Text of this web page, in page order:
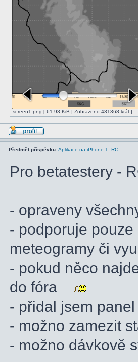
screen1.png [ 61.93 KiB | Zobrazeno 431368 krát ]
Předmět příspěvku:Aplikace na iPhone 1. RC
Pro betatestery -
- opraveny
- podporuje
meteogramy či
- pokud něco
do fóra
- přidal jsem
- možno zamezit
- možno dávkově